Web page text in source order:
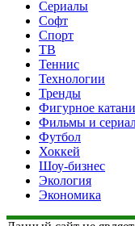
Сериалы
Софт
Спорт
ТВ
Теннис
Технологии
Тренды
Фигурное
Фильмы и
Футбол
Хоккей
Шоу-бизнес
Экология
Экономика